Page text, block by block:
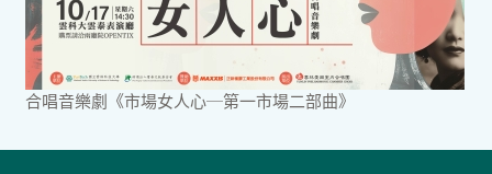
合唱音樂劇《市場女人心─第一市場二部曲》